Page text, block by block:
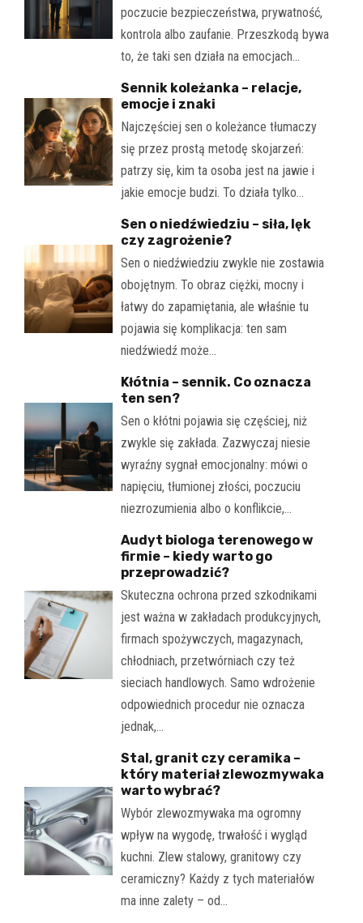
poczucie bezpieczeństwa, prywatność,
kontrola albo zaufanie. Przeszkodą bywa
to, że taki sen działa na emocjach…
Sennik koleżanka – relacje,
emocje i znaki
Najczęściej sen o koleżance tłumaczy
się przez prostą metodę skojarzeń:
patrzy się, kim ta osoba jest na jawie i
jakie emocje budzi. To działa tylko…
Sen o niedźwiedziu – siła, lęk
czy zagrożenie?
Sen o niedźwiedziu zwykle nie zostawia
obojętnym. To obraz ciężki, mocny i
łatwy do zapamiętania, ale właśnie tu
pojawia się komplikacja: ten sam
niedźwiedź może…
Kłótnia – sennik. Co oznacza
ten sen?
Sen o kłótni pojawia się częściej, niż
zwykle się zakłada. Zazwyczaj niesie
wyraźny sygnał emocjonalny: mówi o
napięciu, tłumionej złości, poczuciu
niezrozumienia albo o konflikcie,…
Audyt biologa terenowego w
firmie – kiedy warto go
przeprowadzić?
Skuteczna ochrona przed szkodnikami
jest ważna w zakładach produkcyjnych,
firmach spożywczych, magazynach,
chłodniach, przetwórniach czy też
sieciach handlowych. Samo wdrożenie
odpowiednich procedur nie oznacza
jednak,…
Stal, granit czy ceramika –
który materiał zlewozmywaka
warto wybrać?
Wybór zlewozmywaka ma ogromny
wpływ na wygodę, trwałość i wygląd
kuchni. Zlew stalowy, granitowy czy
ceramiczny? Każdy z tych materiałów
ma inne zalety – od…